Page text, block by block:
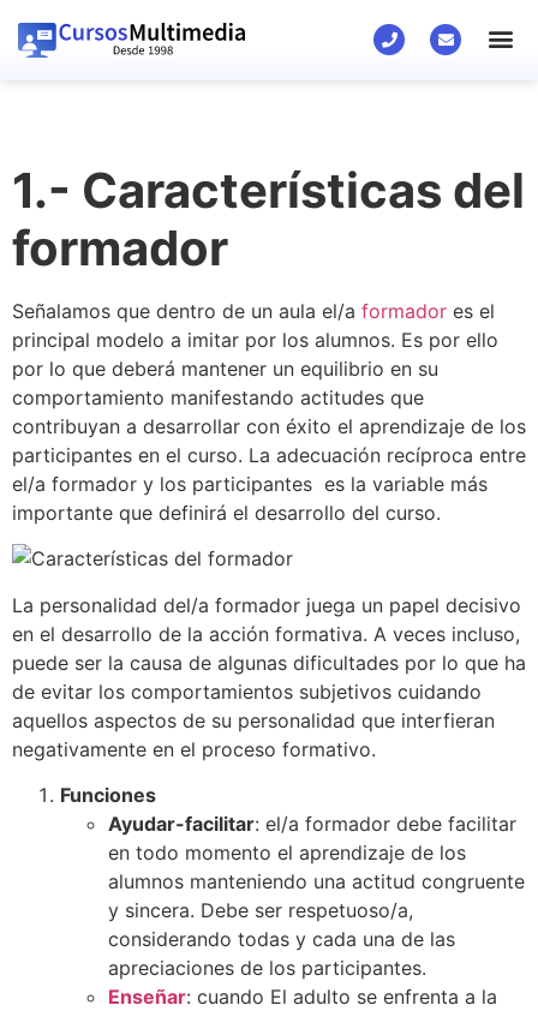
1.- Características del
formador
Señalamos que dentro de un aula el/a formador es el
principal modelo a imitar por los alumnos. Es por ello
por lo que deberá mantener un equilibrio en su
comportamiento manifestando actitudes que
contribuyan a desarrollar con éxito el aprendizaje de los
participantes en el curso. La adecuación recíproca entre
el/a formador y los participantes es la variable más
importante que definirá el desarrollo del curso.
La personalidad del/a formador juega un papel decisivo
en el desarrollo de la acción formativa. A veces incluso,
puede ser la causa de algunas dificultades por lo que ha
de evitar los comportamientos subjetivos cuidando
aquellos aspectos de su personalidad que interfieran
negativamente en el proceso formativo.
Funciones
Ayudar-facilitar: el/a formador debe facilitar
en todo momento el aprendizaje de los
alumnos manteniendo una actitud congruente
y sincera. Debe ser respetuoso/a,
considerando todas y cada una de las
apreciaciones de los participantes.
Enseñar: cuando El adulto se enfrenta a la